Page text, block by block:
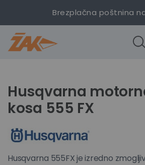
Brezplačna poštnina
na
konec
galerije
slik
obrezovalnik
HUSQVARNA
na
začetek
galerije
slik
Husqvarna
kosa 555 FX
Husqvarna 555FX je izredno